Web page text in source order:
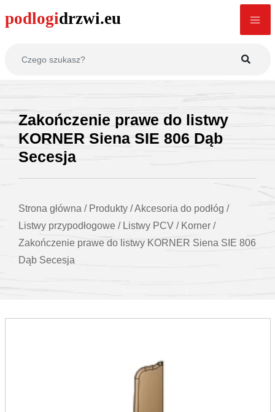
Zakończenie prawe do listwy
KORNER Siena SIE 806 Dąb
Secesja
Strona główna / Produkty /Akcesoria do podłóg /
Listwy przypodłogowe / Listwy PCV / Korner /
Zakończenie prawe do listwy KORNER Siena SIE 806
Dąb Secesja